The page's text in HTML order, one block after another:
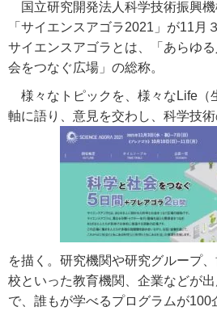
国立研究開発法人科学技術振興
「サイエンスアゴラ2021」が11月
サイエンスアゴラとは、「あらゆ
会をつなぐ広場」の総称。
様々なトピックを、様々なLife（
軸に語り、意見を交わし、科学技
を描く。研究機関や研究グループ
校といった教育機関、企業などが
で、誰もが学べるプログラムが100